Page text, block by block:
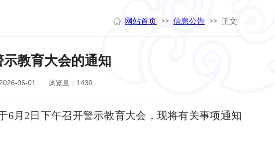
网站首页 >> 信息公告 >> 正文
示教育大会的通知
06-01 浏览量： 1430
6月 2 日下午召开警示教育大会，现将有关事项通知